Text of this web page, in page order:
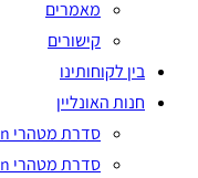
מאמרים
קישורים
בין לקוחותינו
חנות האונליין
סדרת מטהרי Austin דגם HealthMate 200
סדרת מטהרי Austin דגם HealthMate 400